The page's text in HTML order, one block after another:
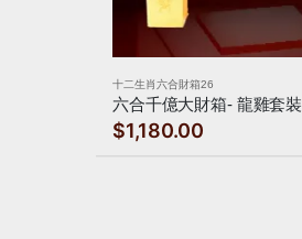
十二生肖六合財箱26
六合千億大財箱- 龍雞套裝
$1,180.00